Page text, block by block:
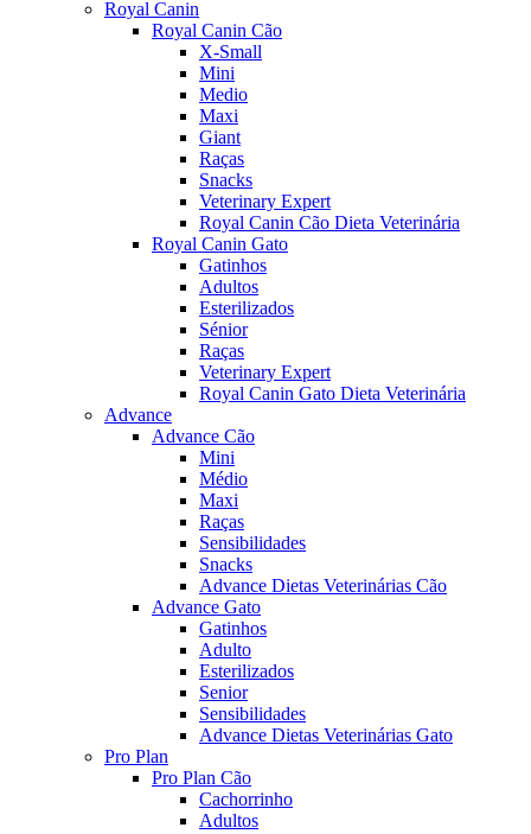
Royal Canin
Royal Canin Cão
X-Small
Mini
Medio
Maxi
Giant
Raças
Snacks
Veterinary Expert
Royal Canin Cão Dieta Veterinária
Royal Canin Gato
Gatinhos
Adultos
Esterilizados
Sénior
Raças
Veterinary Expert
Royal Canin Gato Dieta Veterinária
Advance
Advance Cão
Mini
Médio
Maxi
Raças
Sensibilidades
Snacks
Advance Dietas Veterinárias Cão
Advance Gato
Gatinhos
Adulto
Esterilizados
Senior
Sensibilidades
Advance Dietas Veterinárias Gato
Pro Plan
Pro Plan Cão
Cachorrinho
Adultos